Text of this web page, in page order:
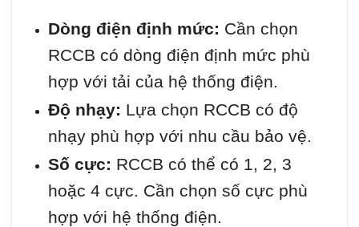
Dòng điện định mức: Cần chọn
RCCB có dòng điện định mức phù
hợp với tải của hệ thống điện.
Độ nhạy: Lựa chọn RCCB có độ
nhạy phù hợp với nhu cầu bảo vệ.
Số cực: RCCB có thể có 1, 2, 3
hoặc 4 cực. Cần chọn số cực phù
hợp với hệ thống điện.